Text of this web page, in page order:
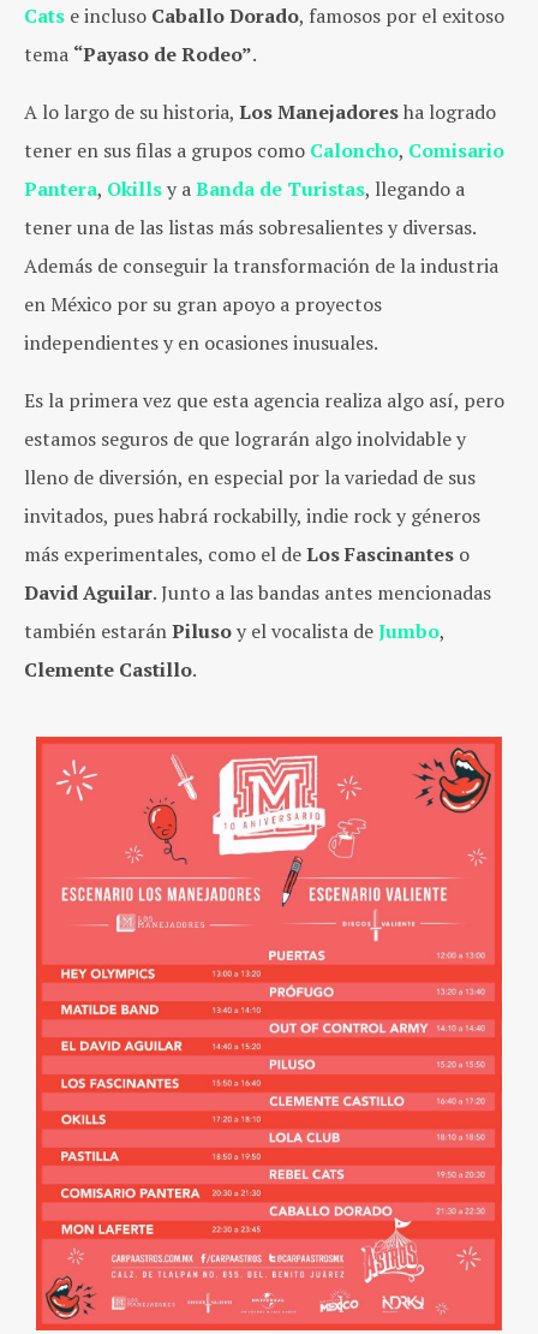
Cats e incluso Caballo Dorado, famosos por el exitoso
tema “Payaso de Rodeo”.
A lo largo de su historia, Los Manejadoresha logrado
tener en sus filas a grupos como Caloncho, Comisario
Pantera, Okillsy aBanda de Turistas, llegando a
tener una de las listas más sobresalientes y diversas.
Además de conseguir la transformación de la industria
en México por su gran apoyo a proyectos
independientes y en ocasiones inusuales.
Es la primera vez que esta agencia realiza algo así, pero
estamos seguros de que lograrán algo inolvidable y
lleno de diversión, en especial por la variedad de sus
invitados, pues habrá rockabilly, indie rock y géneros
más experimentales, como el deLos Fascinantes o
David Aguilar. Junto a las bandas antes mencionadas
también estaránPilusoy el vocalista deJumbo,
Clemente Castillo.